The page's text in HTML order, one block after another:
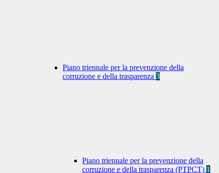
Piano triennale per la prevenzione della
corruzione e della trasparenza 3
Piano triennale per la prevenzione della
corruzione e della trasparenza (PTPCT) 1